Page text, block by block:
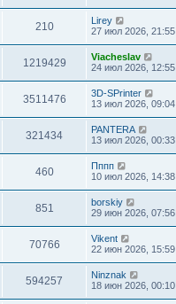
210
Lirey
27 июл 2026, 21:55
1219429
Viacheslav
24 июл 2026, 12:55
3511476
3D-SPrinter
13 июл 2026, 09:04
321434
PANTERA
13 июл 2026, 00:33
460
Пппп
10 июл 2026, 14:38
851
borskiy
29 июн 2026, 07:56
70766
Vikent
22 июн 2026, 15:59
594257
Ninznak
18 июн 2026, 00:10